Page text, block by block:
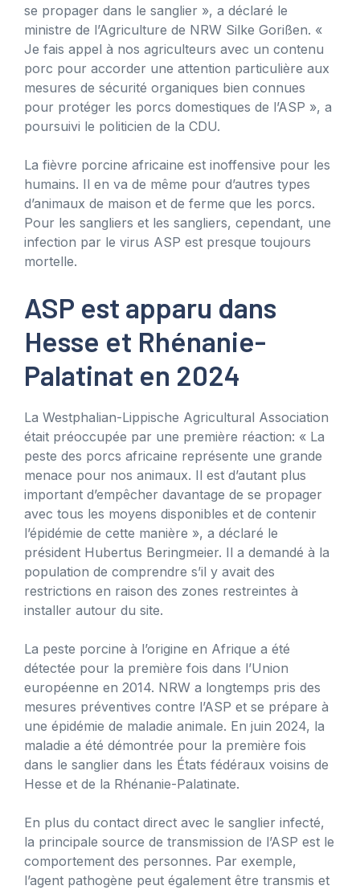
se propager dans le sanglier », a déclaré le
ministre de l’Agriculture de NRW Silke Gorißen. «
Je fais appel à nos agriculteurs avec un contenu
porc pour accorder une attention particulière aux
mesures de sécurité organiques bien connues
pour protéger les porcs domestiques de l’ASP », a
poursuivi le politicien de la CDU.
La fièvre porcine africaine est inoffensive pour les
humains. Il en va de même pour d’autres types
d’animaux de maison et de ferme que les porcs.
Pour les sangliers et les sangliers, cependant, une
infection par le virus ASP est presque toujours
mortelle.
ASP est apparu dans
Hesse et Rhénanie-
Palatinat en 2024
La Westphalian-Lippische Agricultural Association
était préoccupée par une première réaction: « La
peste des porcs africaine représente une grande
menace pour nos animaux. Il est d’autant plus
important d’empêcher davantage de se propager
avec tous les moyens disponibles et de contenir
l’épidémie de cette manière », a déclaré le
président Hubertus Beringmeier. Il a demandé à la
population de comprendre s’il y avait des
restrictions en raison des zones restreintes à
installer autour du site.
La peste porcine à l’origine en Afrique a été
détectée pour la première fois dans l’Union
européenne en 2014. NRW a longtemps pris des
mesures préventives contre l’ASP et se prépare à
une épidémie de maladie animale. En juin 2024, la
maladie a été démontrée pour la première fois
dans le sanglier dans les États fédéraux voisins de
Hesse et de la Rhénanie-Palatinate.
En plus du contact direct avec le sanglier infecté,
la principale source de transmission de l’ASP est le
comportement des personnes. Par exemple,
l’agent pathogène peut également être transmis et